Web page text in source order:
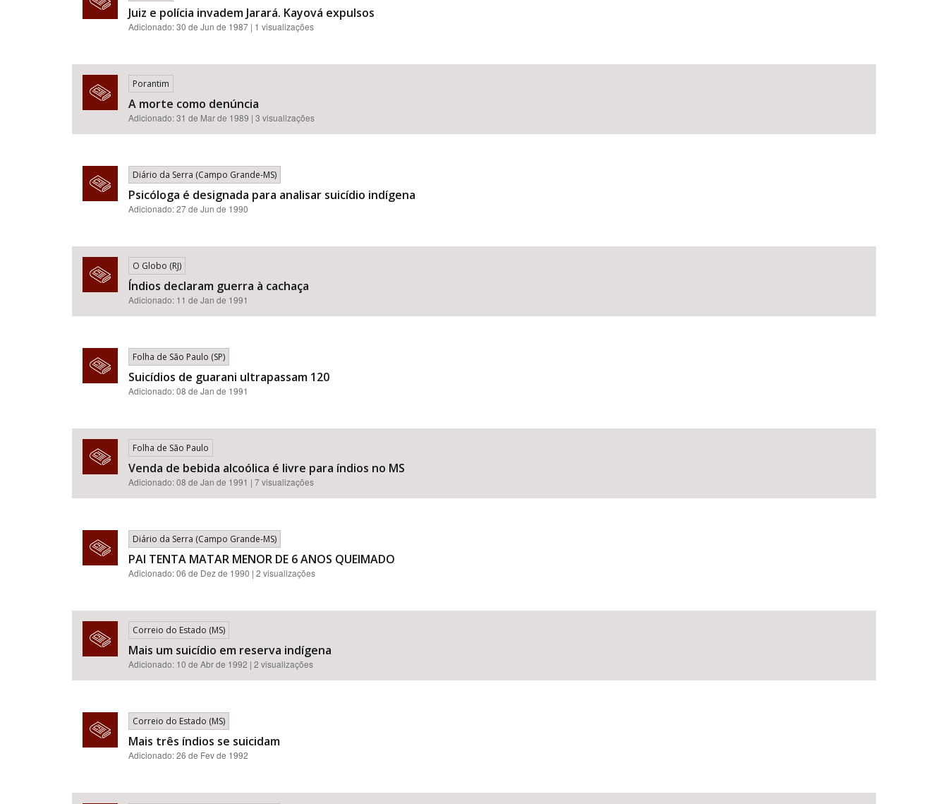
Juiz e polícia invadem Jarará. Kayová expulsos
Adicionado: 30 de Jun de 1987 | 1 visualizações
Porantim
A morte como denúncia
Adicionado: 31 de Mar de 1989 | 3 visualizações
Diário da Serra (Campo Grande-MS)
Psicóloga é designada para analisar suicídio indígena
Adicionado: 27 de Jun de 1990
O Globo (RJ)
Índios declaram guerra à cachaça
Adicionado: 11 de Jan de 1991
Folha de São Paulo (SP)
Suicídios de guarani ultrapassam 120
Adicionado: 08 de Jan de 1991
Folha de São Paulo
Venda de bebida alcoólica é livre para índios no MS
Adicionado: 08 de Jan de 1991 | 7 visualizações
Diário da Serra (Campo Grande-MS)
PAI TENTA MATAR MENOR DE 6 ANOS QUEIMADO
Adicionado: 06 de Dez de 1990 | 2 visualizações
Correio do Estado (MS)
Mais um suicídio em reserva indígena
Adicionado: 10 de Abr de 1992 | 2 visualizações
Correio do Estado (MS)
Mais três índios se suicidam
Adicionado: 26 de Fev de 1992